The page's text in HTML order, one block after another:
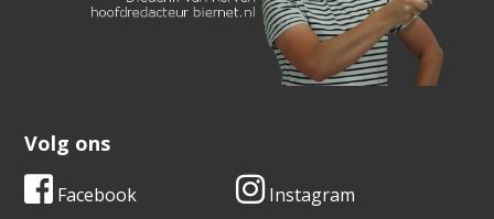
Volg ons
Facebook Instagram